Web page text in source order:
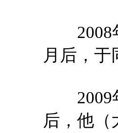
2008年
月后，于
2009年
后，他（